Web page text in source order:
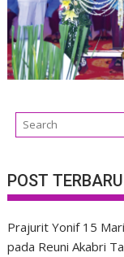
POST TERBARU
Prajurit Yonif 15
pada Reuni Akabri